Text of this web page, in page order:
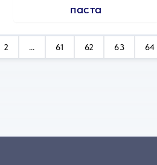
паста
2 ... 61 62 63 64